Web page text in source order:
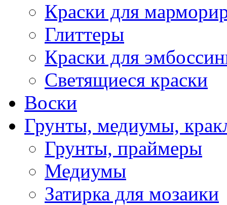
Краски для
Глиттеры
Краски для
Светящиеся краски
Воски
Грунты, медиумы,
Грунты, праймеры
Медиумы
Затирка для мозаики